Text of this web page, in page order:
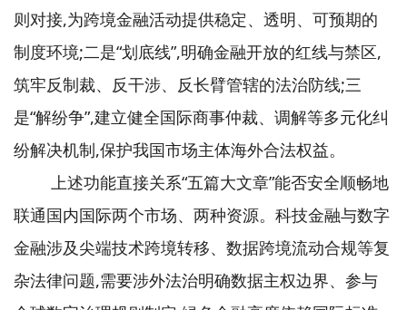
则对接,为跨境金融活动提供稳定、透明、可预期的
制度环境;二是“划底线”,明确金融开放的红线与禁区,
筑牢反制裁、反干涉、反长臂管辖的法治防线;三
是“解纷争”,建立健全国际商事仲裁、调解等多元化纠
纷解决机制,保护我国市场主体海外合法权益。
上述功能直接关系“五篇大文章”能否安全顺畅地
联通国内国际两个市场、两种资源。科技金融与数字
金融涉及尖端技术跨境转移、数据跨境流动合规等复
杂法律问题,需要涉外法治明确数据主权边界、参与